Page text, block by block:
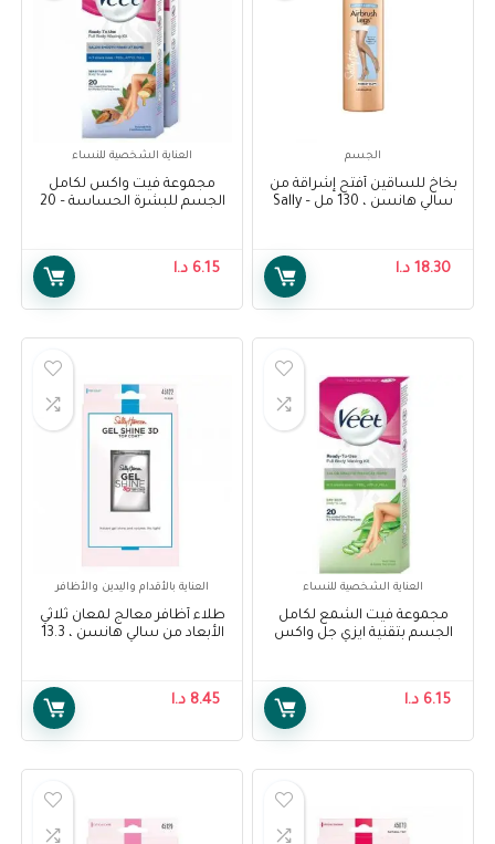
الجسم
بخاخ للساقين أفتح إشراقة من
سالي هانسن ، 130 مل – Sally
18.30 د.ا
العناية الشخصية للنساء
مجموعة فيت واكس لكامل
الجسم للبشرة الحساسة – 20
6.15 د.ا
العناية الشخصية للنساء
مجموعة فيت الشمع لكامل
الجسم بتقنية ايزي جل واكس
Wax Technology Dry Skin 20
6.15 د.ا
العناية بالأقدام واليدين والأظافر
طلاء أظافر معالج لمعان ثلاثي
الأبعاد من سالي هانسن ، 13.3
8.45 د.ا